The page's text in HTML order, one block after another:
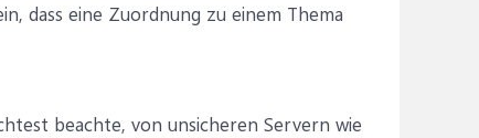
dass eine Zuordnung zu einem Thema
beachte, von unsicheren Servern wie